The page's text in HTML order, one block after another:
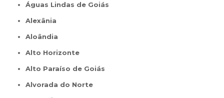
Águas Lindas de Goiás
Alexânia
Aloândia
Alto Horizonte
Alto Paraíso de Goiás
Alvorada do Norte